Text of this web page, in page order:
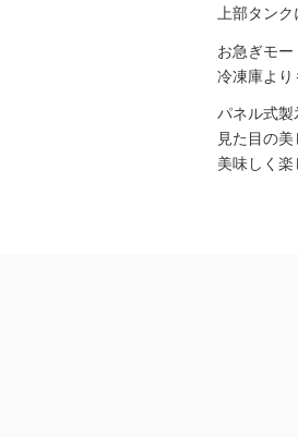
上部タンク
お急ぎモー
冷凍庫より
パネル式製
見た目の
美味しく楽